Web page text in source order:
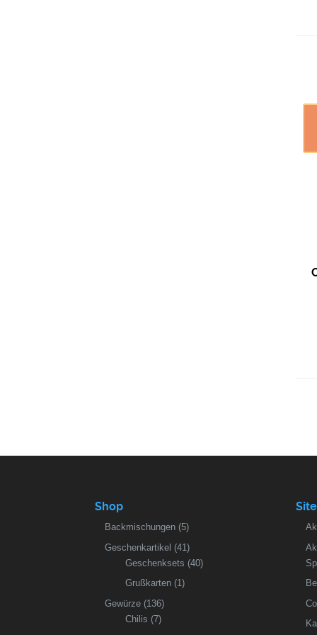
Shop
Backmischungen (5)
Geschenkartikel (41)
Geschenksets (40)
Grußkarten (1)
Gewürze (136)
Chilis (7)